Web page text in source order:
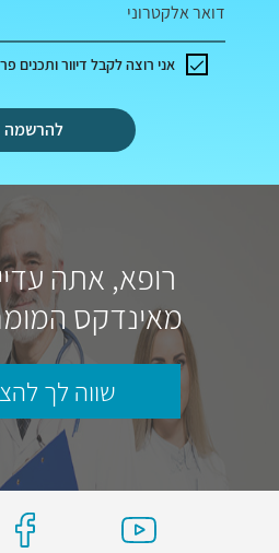
דואר אלקטרוני
להרשמה
אני רוצה לקבל דיוור ותכנים
רופא, אתה
מאינדקס
שווה לך